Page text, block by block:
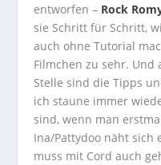
entworfen – Rock
sie Schritt für Schritt,
auch ohne Tutorial
Filmchen zu sehr.
Stelle sind die Tipps
ich staune immer
sind, wenn man
Ina/Pattydoo näht sich
muss mit Cord auch